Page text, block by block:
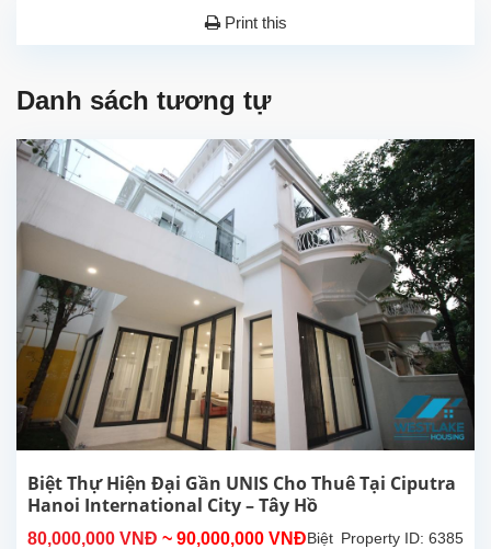
Print this
Danh sách tương tự
Biệt Thự Hiện Đại Gần UNIS Cho Thuê Tại Ciputra
Hanoi International City – Tây Hồ
80,000,000 VNĐ ~ 90,000,000 VNĐ Property ID: 6385
Biệt